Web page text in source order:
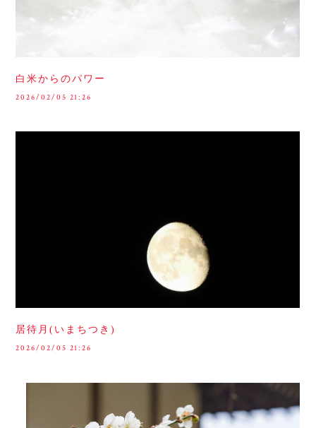
白米からのパワー
2026/02/05 21:26
居待月(いまちつき)
2026/02/05 21:26